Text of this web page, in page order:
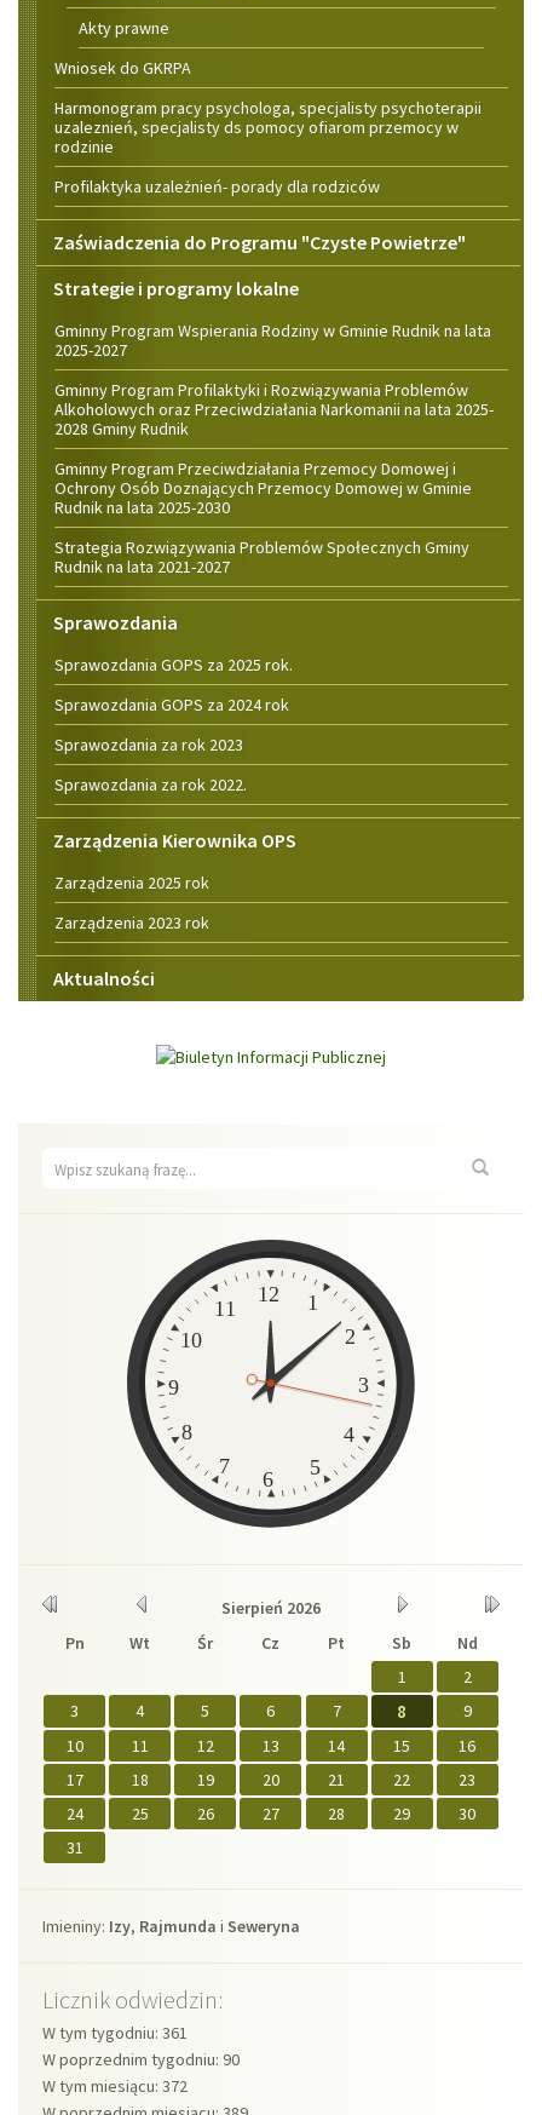
Akty prawne
Wniosek do GKRPA
Harmonogram pracy psychologa, specjalisty psychoterapii
uzaleznień, specjalisty ds pomocy ofiarom przemocy w
rodzinie
Profilaktyka uzależnień- porady dla rodziców
Zaświadczenia do Programu "Czyste Powietrze"
Strategie i programy lokalne
Gminny Program Wspierania Rodziny w Gminie Rudnik na lata
2025-2027
Gminny Program Profilaktyki i Rozwiązywania Problemów
Alkoholowych oraz Przeciwdziałania Narkomanii na lata 2025-
2028 Gminy Rudnik
Gminny Program Przeciwdziałania Przemocy Domowej i
Ochrony Osób Doznających Przemocy Domowej w Gminie
Rudnik na lata 2025-2030
Strategia Rozwiązywania Problemów Społecznych Gminy
Rudnik na lata 2021-2027
Sprawozdania
Sprawozdania GOPS za 2025 rok.
Sprawozdania GOPS za 2024 rok
Sprawozdania za rok 2023
Sprawozdania za rok 2022.
Zarządzenia Kierownika OPS
Zarządzenia 2025 rok
Zarządzenia 2023 rok
Aktualności
Wyszukiwarka
1
2
3
4
5
6
7
8
9
10
11
12
Kalendarium
Rok
Miesiąc
wcześniej
Sierpień 2026
Miesiąc
Rok
Pn Wt Śr Cz Pt Sb
Nd
1
2
3
4 5 6 7 8
9
10
11 12 13 14 15
16
17
18 19 20 21 22
23
24
25 26 27 28 29
30
31
Imieniny
Imieniny: Izy, Rajmunda i Seweryna
Licznik odwiedzin:
W tym tygodniu: 361
W poprzednim tygodniu: 90
W tym miesiącu: 372